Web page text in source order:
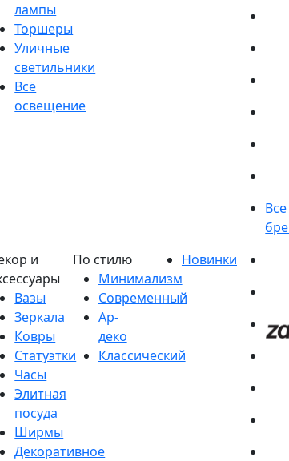
лампы
Торшеры
Уличные
светильники
Вазы
Зеркала
Ковры
Статуэтки
Часы
Элитная
посуда
Ширмы
Декоративное